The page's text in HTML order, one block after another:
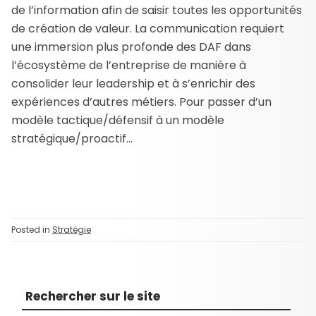
de l’information afin de saisir toutes les opportunités
de création de valeur. La communication requiert
une immersion plus profonde des DAF dans
l’écosystème de l’entreprise de manière à
consolider leur leadership et à s’enrichir des
expériences d’autres métiers. Pour passer d’un
modèle tactique/défensif à un modèle
stratégique/proactif…
Posted in Stratégie
Rechercher sur le site